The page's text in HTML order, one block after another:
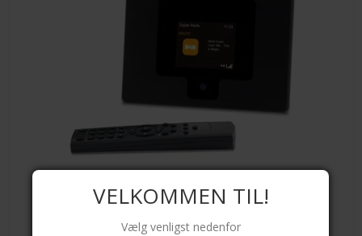
VELKOMMEN TIL!
Vælg venligst nedenfor